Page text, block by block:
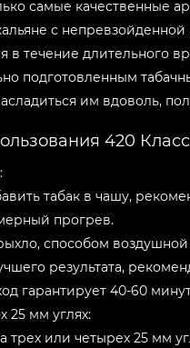
самые качественные
с непревзойденной
в течение длительного
подготовленным
им вдоволь,
420
табак в чашу,
прогрев.
способом
результата,
гарантирует 40-60
25 мм углях:
трех или четырех 25 мм